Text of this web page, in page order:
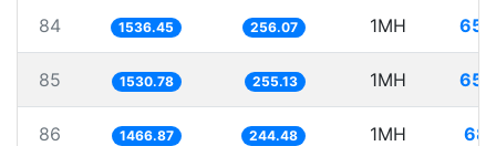
84 1536.45 256.07 1MH
85 1530.78 255.13 1MH
86 1466.87 244.48 1MH